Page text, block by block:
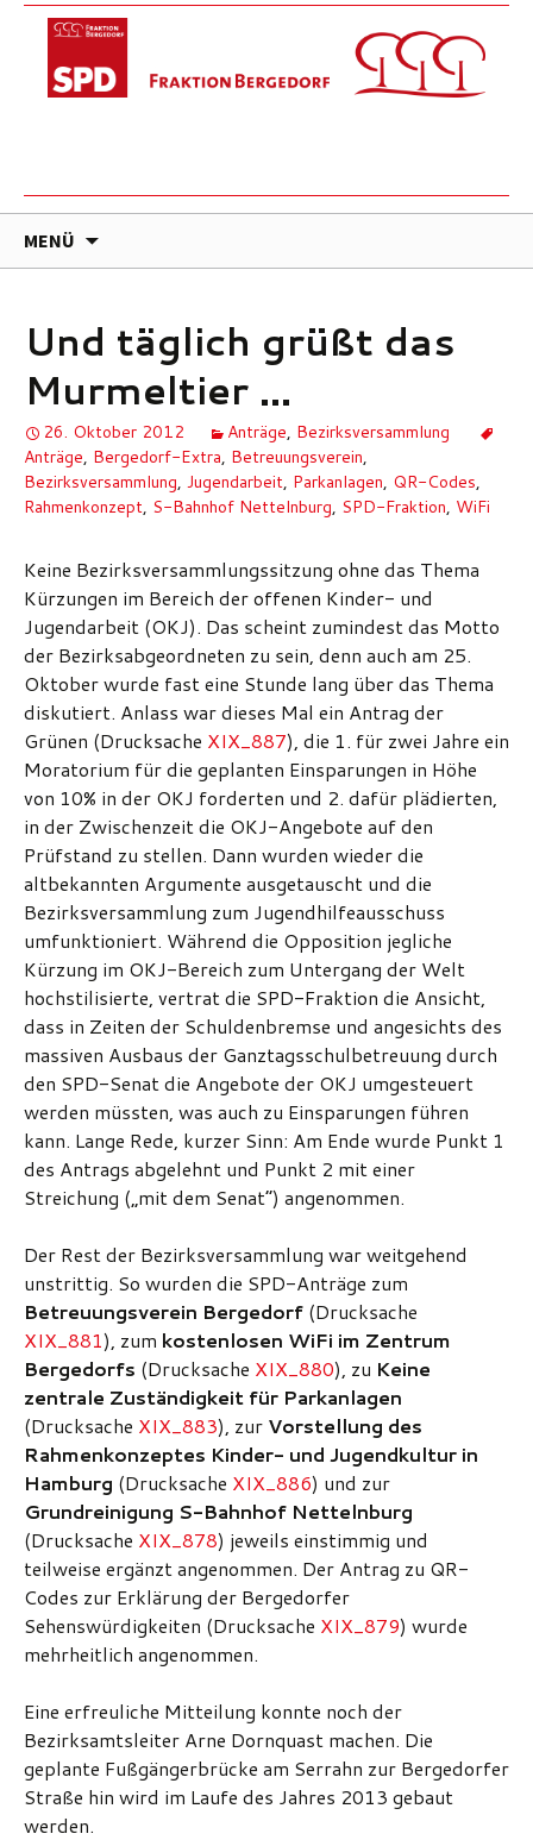
MENÜ
Und täglich grüßt das
Murmeltier …
26. Oktober 2012 Anträge, Bezirksversammlung
Anträge, Bergedorf-Extra, Betreuungsverein,
Bezirksversammlung, Jugendarbeit, Parkanlagen, QR-Codes,
Rahmenkonzept, S-Bahnhof Nettelnburg, SPD-Fraktion, WiFi
Keine Bezirksversammlungssitzung ohne das Thema
Kürzungen im Bereich der offenen Kinder- und
Jugendarbeit (OKJ). Das scheint zumindest das Motto
der Bezirksabgeordneten zu sein, denn auch am 25.
Oktober wurde fast eine Stunde lang über das Thema
diskutiert. Anlass war dieses Mal ein Antrag der
Grünen (Drucksache XIX_887), die 1. für zwei Jahre ein
Moratorium für die geplanten Einsparungen in Höhe
von 10% in der OKJ forderten und 2. dafür plädierten,
in der Zwischenzeit die OKJ-Angebote auf den
Prüfstand zu stellen. Dann wurden wieder die
altbekannten Argumente ausgetauscht und die
Bezirksversammlung zum Jugendhilfeausschuss
umfunktioniert. Während die Opposition jegliche
Kürzung im OKJ-Bereich zum Untergang der Welt
hochstilisierte, vertrat die SPD-Fraktion die Ansicht,
dass in Zeiten der Schuldenbremse und angesichts des
massiven Ausbaus der Ganztagsschulbetreuung durch
den SPD-Senat die Angebote der OKJ umgesteuert
werden müssten, was auch zu Einsparungen führen
kann. Lange Rede, kurzer Sinn: Am Ende wurde Punkt 1
des Antrags abgelehnt und Punkt 2 mit einer
Streichung („mit dem Senat“) angenommen.
Der Rest der Bezirksversammlung war weitgehend
unstrittig. So wurden die SPD-Anträge zum
Betreuungsverein Bergedorf (Drucksache
XIX_881), zum kostenlosen WiFi im Zentrum
Bergedorfs (Drucksache XIX_880), zu Keine
zentrale Zuständigkeit für Parkanlagen
(Drucksache XIX_883), zur Vorstellung des
Rahmenkonzeptes Kinder- und Jugendkultur in
Hamburg (Drucksache XIX_886) und zur
Grundreinigung S-Bahnhof Nettelnburg
(Drucksache XIX_878) jeweils einstimmig und
teilweise ergänzt angenommen. Der Antrag zu QR-
Codes zur Erklärung der Bergedorfer
Sehenswürdigkeiten (Drucksache XIX_879) wurde
mehrheitlich angenommen.
Eine erfreuliche Mitteilung konnte noch der
Bezirksamtsleiter Arne Dornquast machen. Die
geplante Fußgängerbrücke am Serrahn zur Bergedorfer
Straße hin wird im Laufe des Jahres 2013 gebaut
werden.